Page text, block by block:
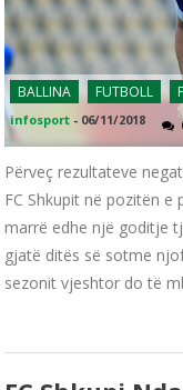
BALLINA FUTBOLL
infosport - 06/11/2018
Përveç rezultateve
FC Shkupit në pozitën e
marrë edhe një goditje
gjatë ditës së sotme
sezonit vjeshtor do të